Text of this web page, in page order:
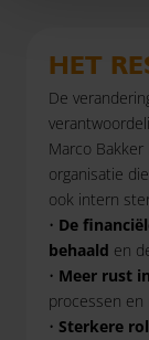
HET
De
Marco
organisatie
ook intern
• De
behaald en
• Meer rust
processen
• Sterkere